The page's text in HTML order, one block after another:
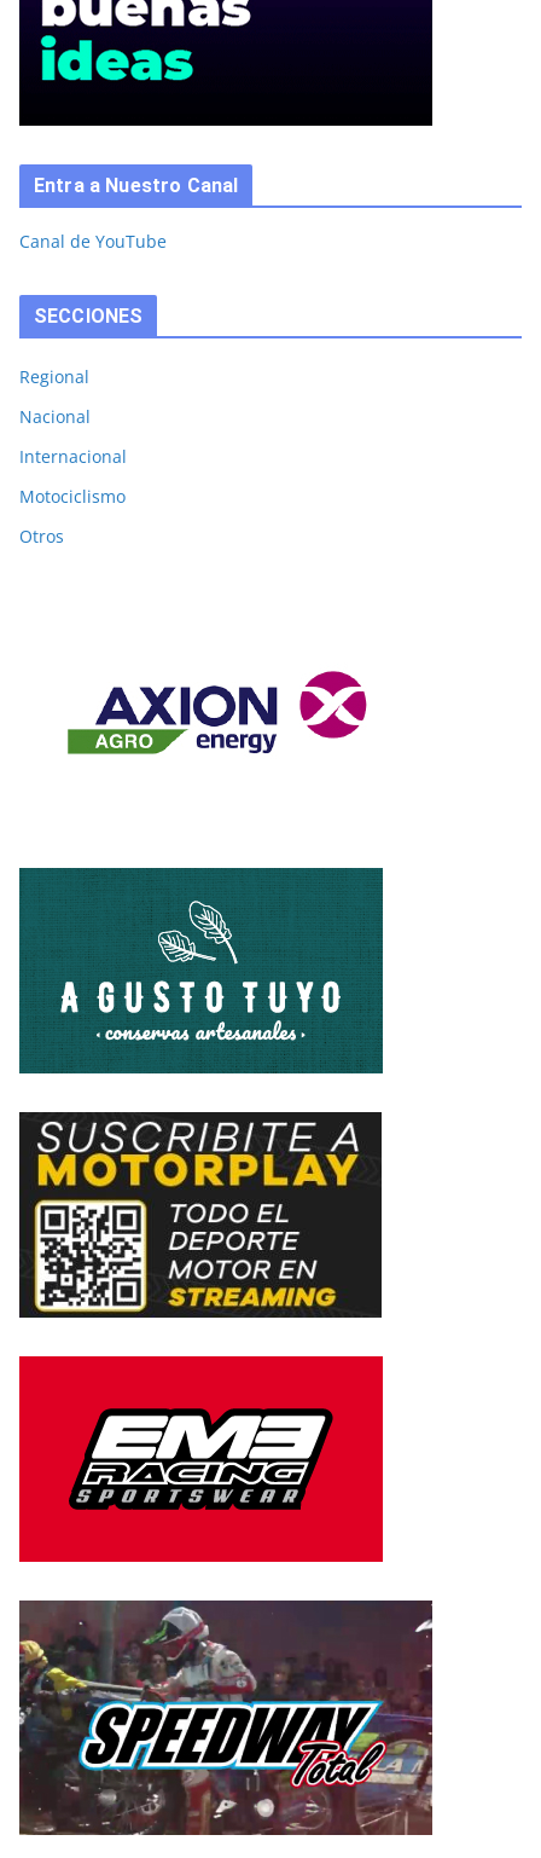
Entra a Nuestro Canal
Canal de YouTube
SECCIONES
Regional
Nacional
Internacional
Motociclismo
Otros